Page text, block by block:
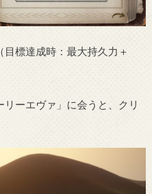
目標達成時：最大持久力＋
ーエヴァ」に会うと、クリ